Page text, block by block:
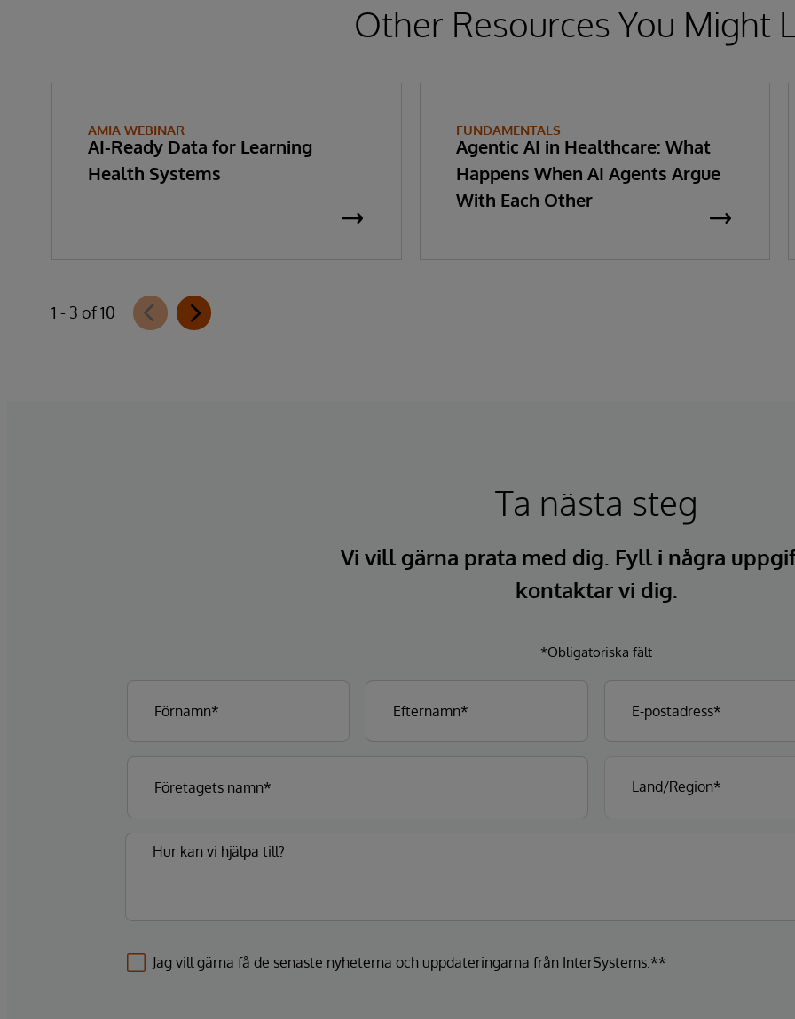
Other Resources You Might
AMIA WEBINAR
AI-Ready Data for Learning
Health Systems
FUNDAMENTALS
Agentic AI in Healthcare: What
Happens When AI Agents Argue
With Each Other
1 - 3 of 10
Ta nästa steg
Vi vill gärna prata med dig. Fyll i några
kontaktar vi dig.
*Obligatoriska fält
Jag vill gärna få de senaste nyheterna och uppdateringarna från InterSystems.**